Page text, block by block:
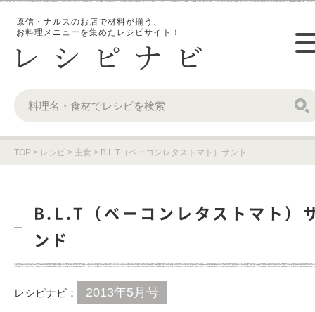
原信・ナルスのお店で材料が揃う、
お料理メニューを集めたレシピサイト！
TOP > レシピ > 主食 > B.L.T（ベーコンレタストマト）サンド
B.L.T（ベーコンレタストマト）
ンド
レシピナビ： 2013年5月号